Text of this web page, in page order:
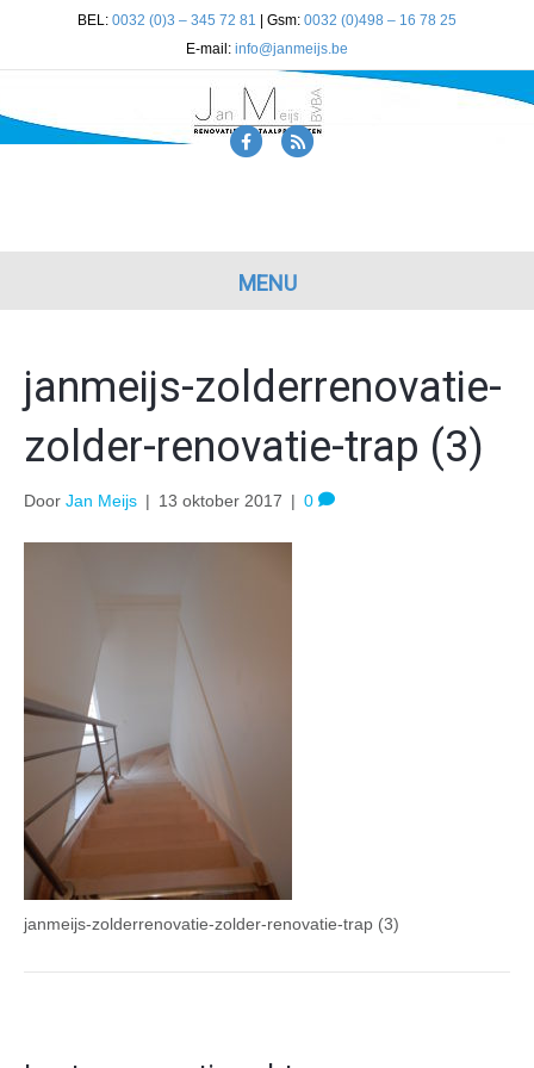
BEL: 0032 (0)3 – 345 72 81 | Gsm: 0032 (0)498 – 16 78 25
E-mail: info@janmeijs.be
F
b
o
k
R
MENU
janmeijs-zolderrenovatie-
zolder-renovatie-trap (3)
Door Jan Meijs | 13 oktober 2017 | 0
janmeijs-zolderrenovatie-zolder-renovatie-trap (3)